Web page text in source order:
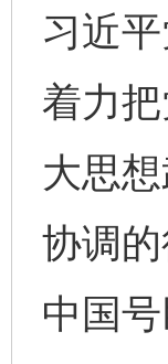
习近
着力
大思
协调
中国
完善运行机